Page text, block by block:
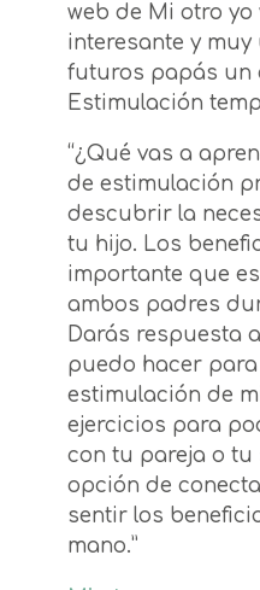
web de Mi otro
interesante y
futuros papás un
Estimulación
“¿Qué vas a
de estimulación
descubrir la
tu hijo. Los
importante que
ambos padres
Darás respuesta
puedo hacer
estimulación de
ejercicios para
con tu pareja o tu
opción de
sentir los
mano.”